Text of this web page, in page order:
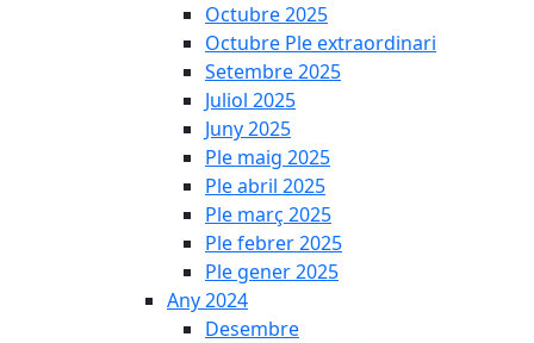
Octubre 2025
Octubre Ple extraordinari
Setembre 2025
Juliol 2025
Juny 2025
Ple maig 2025
Ple abril 2025
Ple març 2025
Ple febrer 2025
Ple gener 2025
Any 2024
Desembre